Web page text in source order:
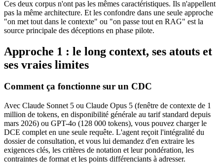
Ces deux corpus n'ont pas les mêmes caractéristiques. Ils n'appellent
pas la même architecture. Et les confondre dans une seule approche
"on met tout dans le contexte" ou "on passe tout en RAG" est la
source principale des déceptions en phase pilote.
Approche 1 : le long context, ses atouts et
ses vraies limites
Comment ça fonctionne sur un CDC
Avec Claude Sonnet 5 ou Claude Opus 5 (fenêtre de contexte de 1
million de tokens, en disponibilité générale au tarif standard depuis
mars 2026) ou GPT-4o (128 000 tokens), vous pouvez charger le
DCE complet en une seule requête. L'agent reçoit l'intégralité du
dossier de consultation, et vous lui demandez d'en extraire les
exigences clés, les critères de notation et leur pondération, les
contraintes de format et les points différenciants à adresser.